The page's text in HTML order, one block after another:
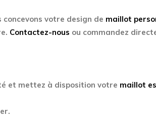
concevons votre design de maillot
Contactez-nous ou commandez
et mettez à disposition votre maillot